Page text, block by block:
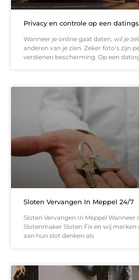
Privacy en controle op een
Wanneer je online gaat daten, wil je
anderen van je zien. Zeker foto’s zijn
verdienen bescherming. Op een
Sloten Vervangen In Meppel 24/7
Sloten Vervangen In Meppel Wanneer
Slotenmaker Sloten Fix en wij merken
aan hun slot denken als